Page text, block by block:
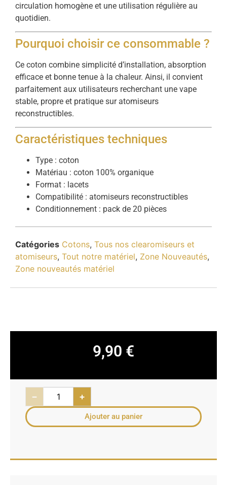
circulation homogène et une utilisation régulière au
quotidien.
Pourquoi choisir ce consommable ?
Ce coton combine simplicité d’installation, absorption
efficace et bonne tenue à la chaleur. Ainsi, il convient
parfaitement aux utilisateurs recherchant une vape
stable, propre et pratique sur atomiseurs
reconstructibles.
Caractéristiques techniques
Type : coton
Matériau : coton 100% organique
Format : lacets
Compatibilité : atomiseurs reconstructibles
Conditionnement : pack de 20 pièces
Catégories Cotons, Tous nos clearomiseurs et
atomiseurs, Tout notre matériel, Zone Nouveautés,
Zone nouveautés matériel
9,90 €
− +
Ajouter au panier